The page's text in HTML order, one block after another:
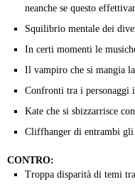
neanche se questo
Squilibrio mentale dei
In certi momenti le
Il vampiro che si mangia
Confronti tra i personaggi
Kate che si sbizzarrisce
Cliffhanger di entrambi gli
CONTRO:
Troppa disparità di temi